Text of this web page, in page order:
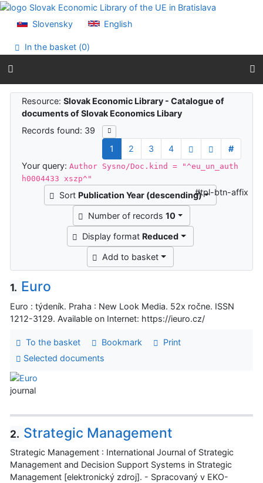
Go to content
Accessibility declaration
Slovensky English
In the basket (0)
Search results
Resource:Slovak Economic Library - Catalogue of
documents of Slovak Economics Libary
Records found: 39
1
2 3 4
#
Your query:Author Sysno/Doc.kind = "^eu_un_auth
h0004433 xszp^"
Sort Publication Year (descending)
Number of records 10
Display format Reduced
Add to basket
#tpl-btn-affix
1. Euro
Euro : týdeník. Praha : New Look Media. 52x ročne. ISSN
1212-3129. Available on Internet: https://ieuro.cz/
To the basket Bookmark
Print
Selected documents
journal
2. Strategic Management
Strategic Management : International Journal of Strategic
Management and Decision Support Systems in Strategic
Management [elektronický zdroj]. - Spracovaný v EKO-